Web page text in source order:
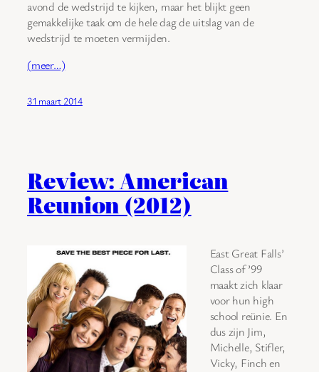
avond de wedstrijd te kijken, maar het blijkt geen
gemakkelijke taak om de hele dag de uitslag van de
wedstrijd te moeten vermijden.
(meer…)
31 maart 2014
Review: American
Reunion (2012)
East Great Falls’
Class of ’99
maakt zich klaar
voor hun high
school reünie. En
dus zijn Jim,
Michelle, Stifler,
Vicky, Finch en